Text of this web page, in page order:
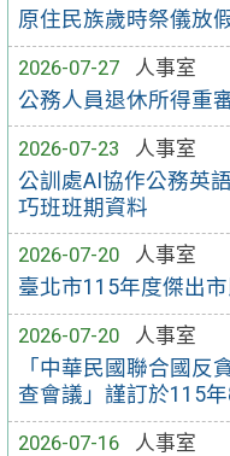
原住民族歲時祭儀放
2026-07-27
人事室
公務人員退休所得重
2026-07-23
人事室
公訓處AI協作公務英
巧班班期資料
2026-07-20
人事室
臺北市115年度傑出
2026-07-20
人事室
「中華民國聯合國反
查會議」謹訂於115
2026-07-16
人事室